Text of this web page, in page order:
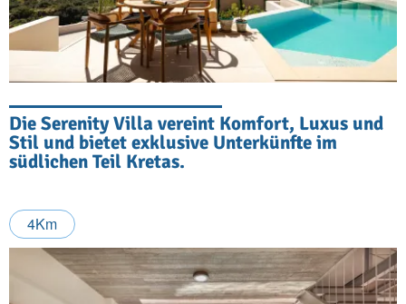
Die Serenity Villa vereint Komfort, Luxus und
Stil und bietet exklusive Unterkünfte im
südlichen Teil Kretas.
4Km